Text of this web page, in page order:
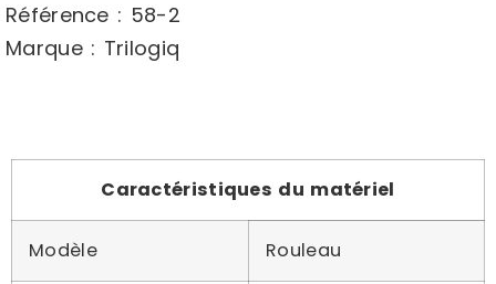
Référence : 58-2
Marque : Trilogiq
Caractéristiques du matériel
Modèle Rouleau